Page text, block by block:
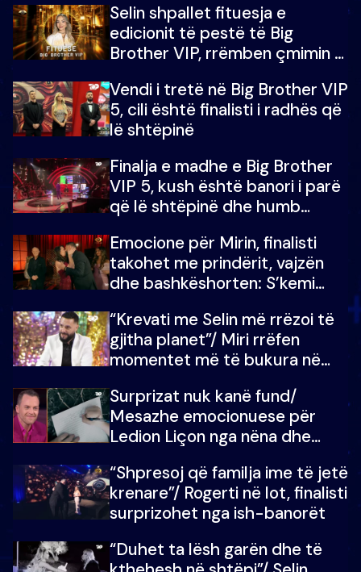
Selin shpallet fituesja e
edicionit të pestë të Big
Brother VIP, rrëmben çmimin e
Vendi i tretë në Big Brother VIP
5, cili është finalisti i radhës që
lë shtëpinë
Finalja e madhe e Big Brother
VIP 5, kush është banori i parë
që lë shtëpinë dhe humb
çmimin e madh
Emocione për Mirin, finalisti
takohet me prindërit, vajzën
dhe bashkëshorten: S’kemi
“Krevati me Selin më rrëzoi të
gjitha planet”/ Miri rrëfen
momentet më të bukura në
mungojë zilja e mëngjesit kur…
Surprizat nuk kanë fund/
Mesazhe emocionuese për
Ledion Liçon nga nëna dhe
mban dot lotët: Nuk meritoj…
“Shpresoj që familja ime të jetë
krenare”/ Rogerti në lot, finalisti
surprizohet nga ish-banorët
“Duhet ta lësh garën dhe të